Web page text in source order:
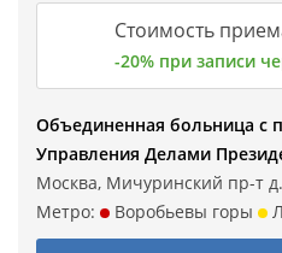
Стоимость
-20% при записи
Объединенная больница с
Управления Делами
Москва, Мичуринский пр-т
Метро:
Воробьевы горы